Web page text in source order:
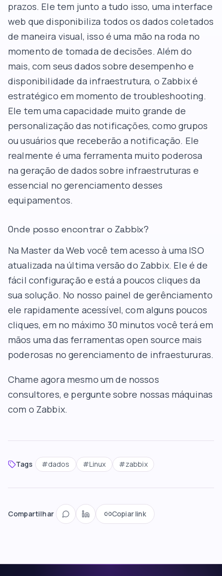
prazos. Ele tem junto a tudo isso, uma interface
web que disponibiliza todos os dados coletados
de maneira visual, isso é uma mão na roda no
momento de tomada de decisões. Além do
mais, com seus dados sobre desempenho e
disponibilidade da infraestrutura, o Zabbix é
estratégico em momento de troubleshooting.
Ele tem uma capacidade muito grande de
personalização das notificações, como grupos
ou usuários que receberão a notificação. Ele
realmente é uma ferramenta muito poderosa
na geração de dados sobre infraestruturas e
essencial no gerenciamento desses
equipamentos.
Onde posso encontrar o Zabbix?
Na Master da Web você tem acesso à uma ISO
atualizada na última versão do Zabbix. Ele é de
fácil configuração e está a poucos cliques da
sua solução. No nosso painel de gerênciamento
ele rapidamente acessível, com alguns poucos
cliques, em no máximo 30 minutos você terá em
mãos uma das ferramentas open source mais
poderosas no gerenciamento de infraestururas.
Chame agora mesmo um de nossos
consultores, e pergunte sobre nossas máquinas
com o Zabbix.
Tags #dados #Linux #zabbix
Compartilhar Copiar link